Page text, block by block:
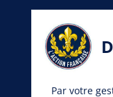
Par votre